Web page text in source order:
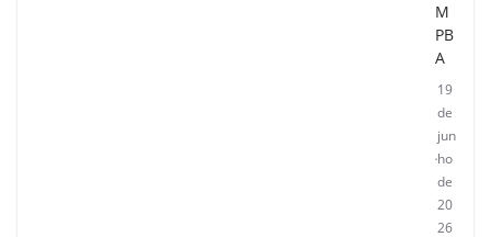
M
PB
A
19
de
jun
ho
de
20
26